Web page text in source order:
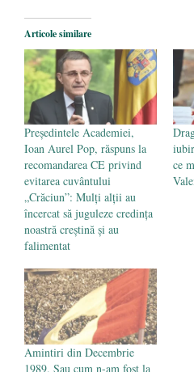
Articole similare
Preşedintele Academiei,
Ioan Aurel Pop, răspuns la
recomandarea CE privind
evitarea cuvântului
„Crăciun”: Mulți alții au
încercat să juguleze credința
noastră creștină și au
falimentat
ce
Amintiri din Decembrie
1989. Sau cum n-am fost la